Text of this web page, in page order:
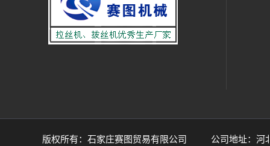
版权所有：石家庄赛图贸易有限公司 公司地址：